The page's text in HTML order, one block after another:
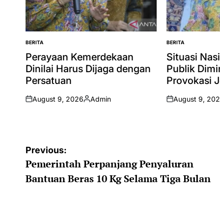
POSTED
IN
BERITA
Perayaan Kemerdekaan
Dinilai Harus Dijaga dengan
Persatuan
on
August 9, 2026
Posted
Admin
POSTED
IN
BERITA
Situasi
Publik
Provokasi
on
August 9,
Post
navigation
Previous:
Pemerintah Perpanjang Penyaluran
Bantuan Beras 10 Kg Selama Tiga Bulan